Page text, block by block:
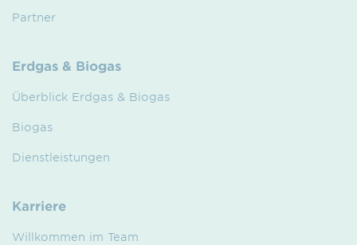
Partner
Erdgas & Biogas
Überblick Erdgas & Biogas
Biogas
Dienstleistungen
Karriere
Willkommen im Team